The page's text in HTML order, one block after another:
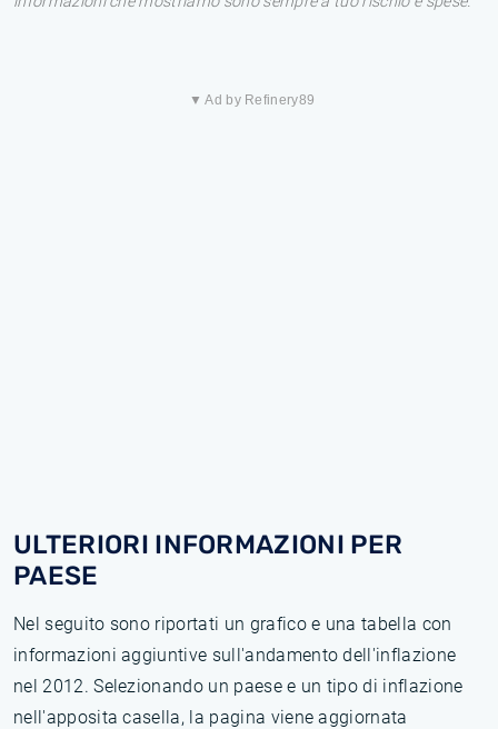
▼ Ad by Refinery89
ULTERIORI INFORMAZIONI PER
PAESE
Nel seguito sono riportati un grafico e una tabella con
informazioni aggiuntive sull'andamento dell'inflazione
nel 2012. Selezionando un paese e un tipo di inflazione
nell'apposita casella, la pagina viene aggiornata